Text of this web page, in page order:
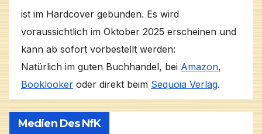
ist im Hardcover gebunden. Es wird
voraussichtlich im Oktober 2025 erscheinen und
kann ab sofort vorbestellt werden:
Natürlich im guten Buchhandel, bei Amazon,
Booklooker oder direkt beim Sequoia Verlag.
Medien Des NfK